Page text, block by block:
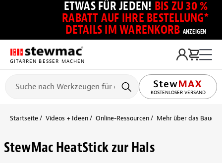
ETWAS FÜR JEDEN! BIS ZU 30 %
RABATT AUF IHRE BESTELLUNG*
DETAILS IM WARENKORB ANZEIGEN
GITARREN BESSER MACHEN
KOSTENLOSER VERSAND
Startseite Videos + Ideen Online-Ressourcen Mehr über das Bauen
StewMac HeatStick zur Hals